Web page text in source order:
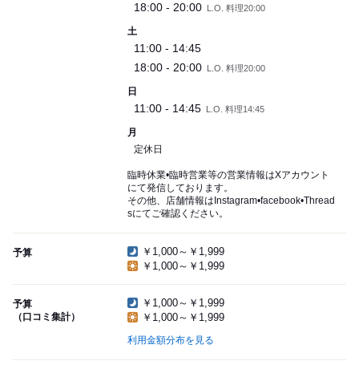
18:00 - 20:00 L.O. 料理20:00
土
11:00 - 14:45
18:00 - 20:00 L.O. 料理20:00
日
11:00 - 14:45 L.O. 料理14:45
月
定休日
臨時休業•臨時営業等の営業情報はXアカウント
にて発信しております。
その他、店舗情報はInstagram•facebook•Thread
sにてご確認ください。
予算
￥1,000～￥1,999
￥1,000～￥1,999
予算
（口コミ集計）
￥1,000～￥1,999
￥1,000～￥1,999
利用金額分布を見る